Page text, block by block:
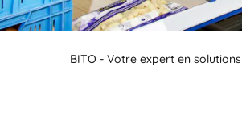
BITO - Votre expert en